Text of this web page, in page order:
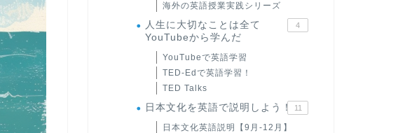
海外の英語授業実践シリーズ
人生に大切なことは全て
YouTubeから学んだ
4
YouTubeで英語学習
TED-Edで英語学習！
TED Talks
日本文化を英語で説明しよう！ 11
日本文化英語説明【9月-12月】